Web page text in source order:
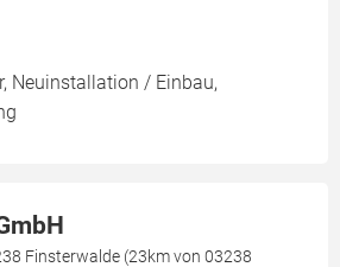
Neuinstallation / Einbau,
Finsterwalde (23km von 03238